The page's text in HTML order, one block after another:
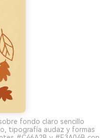
fondo claro sencillo
tipografía audaz y formas